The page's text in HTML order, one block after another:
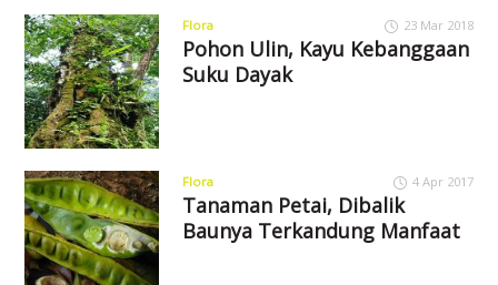
Flora 23 Mar 2018
Pohon Ulin, Kayu Kebanggaan
Suku Dayak
Flora 4 Apr 2017
Tanaman Petai, Dibalik
Baunya Terkandung Manfaat